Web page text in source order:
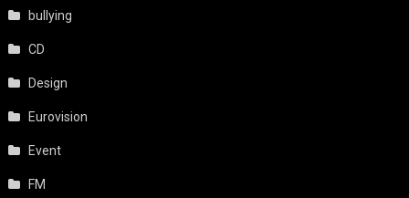
bullying
CD
Design
Eurovision
Event
FM